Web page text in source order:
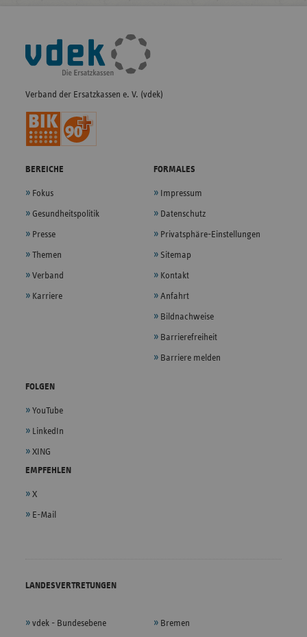
Fußleisten-
Navigation
Verband der Ersatzkassen e. V. (vdek)
BEREICHE
Fokus
Gesundheitspolitik
Presse
Themen
Verband
Karriere
FORMALES
Impressum
Datenschutz
Privatsphäre-Einstellungen
Sitemap
Kontakt
Anfahrt
Bildnachweise
Barrierefreiheit
Barriere melden
FOLGEN
YouTube
LinkedIn
XING
EMPFEHLEN
X
E-Mail
LANDESVERTRETUNGEN
vdek - Bundesebene Bremen